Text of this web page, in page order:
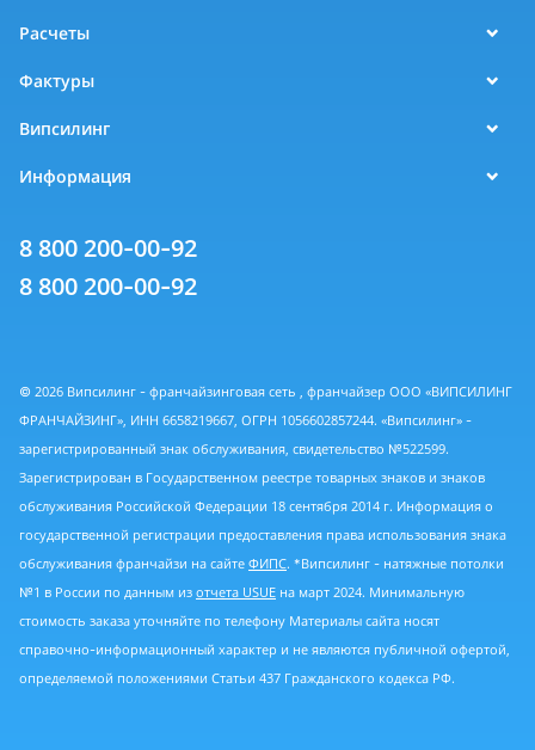
Расчеты
Фактуры
Випсилинг
Информация
8 800 200-00-92
8 800 200-00-92
© 2026 Випсилинг - франчайзинговая сеть , франчайзер ООО «ВИПСИЛИНГ
ФРАНЧАЙЗИНГ», ИНН 6658219667, ОГРН 1056602857244. «Випсилинг» -
зарегистрированный знак обслуживания, свидетельство №522599.
Зарегистрирован в Государственном реестре товарных знаков и знаков
обслуживания Российской Федерации 18 сентября 2014 г. Информация о
государственной регистрации предоставления права использования знака
обслуживания франчайзи на сайте ФИПС. *Випсилинг - натяжные потолки
№1 в России по данным из отчета USUE на март 2024. Минимальную
стоимость заказа уточняйте по телефону Материалы сайта носят
справочно-информационный характер и не являются публичной офертой,
определяемой положениями Статьи 437 Гражданского кодекса РФ.